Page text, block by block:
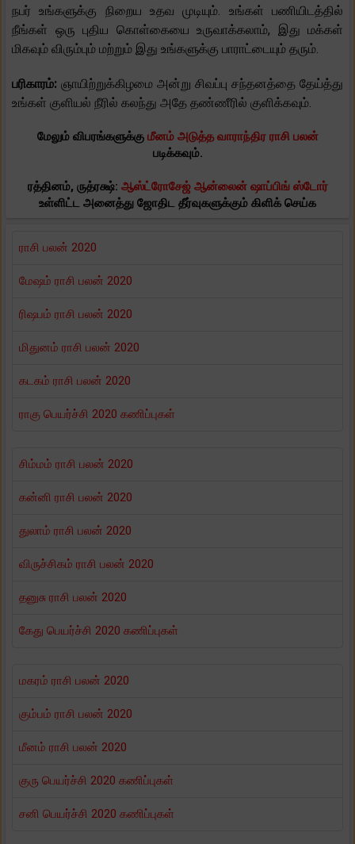
நபர் உங்களுக்கு நிறைய உதவ முடியும். உங்கள் பணியிடத்தில்
நீங்கள் ஒரு புதிய கொள்கையை உருவாக்கலாம், இது மக்கள்
மிகவும் விரும்பும் மற்றும் இது உங்களுக்கு பாராட்டையும் தரும்.
பரிகாரம்: ஞாயிற்றுக்கிழமை அன்று சிவப்பு சந்தனத்தை தேய்த்து
உங்கள் குளியல் நீரில் கலந்து அதே தண்ணீரில் குளிக்கவும்.
மேலும் விபரங்களுக்கு மீனம் அடுத்த வாராந்திர ராசி பலன்
படிக்கவும்.
ரத்தினம், ருத்ரக்ஷ்: ஆஸ்ட்ரோசேஜ் ஆன்லைன் ஷாப்பிங் ஸ்டோர்
உள்ளிட்ட அனைத்து ஜோதிட தீர்வுகளுக்கும் கிளிக் செய்க
ராசி பலன் 2020
மேஷம் ராசி பலன் 2020
ரிஷபம் ராசி பலன் 2020
மிதுனம் ராசி பலன் 2020
கடகம் ராசி பலன் 2020
ராகு பெயர்ச்சி 2020 கணிப்புகள்
சிம்மம் ராசி பலன் 2020
கன்னி ராசி பலன் 2020
துலாம் ராசி பலன் 2020
விருச்சிகம் ராசி பலன் 2020
தனுசு ராசி பலன் 2020
கேது பெயர்ச்சி 2020 கணிப்புகள்
மகரம் ராசி பலன் 2020
கும்பம் ராசி பலன் 2020
மீனம் ராசி பலன் 2020
குரு பெயர்ச்சி 2020 கணிப்புகள்
சனி பெயர்ச்சி 2020 கணிப்புகள்